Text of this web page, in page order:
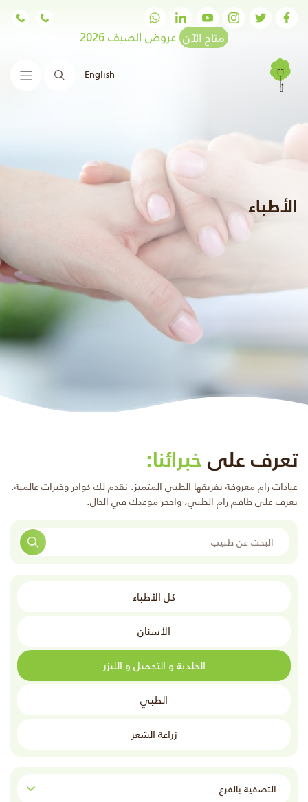
متاح الآن عروض الصيف 2026
English البحث
الأطباء
تعرف علىخبرائنا:
عيادات رام معروفة بفريقها الطبي المتميز. نقدم لك كوادر وخبرات عالمية.
تعرف على طاقم رام الطبي، واحجز موعدك في الحال.
البحث
كل الأطباء
الأسنان
الجلدية و التجميل و الليزر
الطبي
زراعة الشعر